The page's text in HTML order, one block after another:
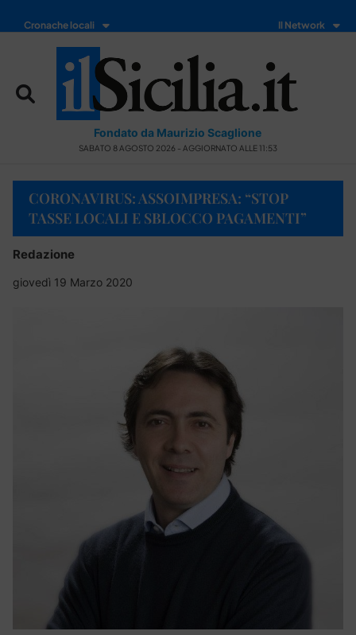
Cronache locali Il Network
Fondato da Maurizio Scaglione
SABATO 8 AGOSTO 2026 - AGGIORNATO ALLE 11:53
CORONAVIRUS: ASSOIMPRESA: “STOP
TASSE LOCALI E SBLOCCO PAGAMENTI”
Redazione
giovedì 19 Marzo 2020